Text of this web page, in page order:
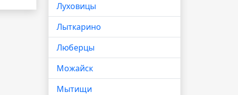
Луховицы
Лыткарино
Люберцы
Можайск
Мытищи